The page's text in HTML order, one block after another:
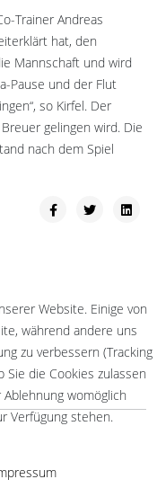
Trainer Andreas
hat, den
Mannschaft und wird
Pause und der Flut
so Kirfel. Der
gelingen wird. Die
nach dem Spiel
Website. Einige von
während andere uns
zu verbessern (Tracking
die Cookies zulassen
womöglich
Verfügung stehen.